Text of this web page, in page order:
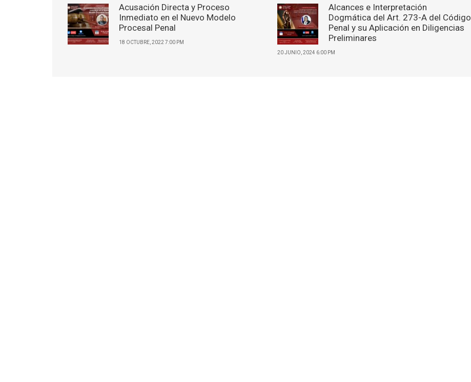
Acusación Directa y Proceso
Inmediato en el Nuevo Modelo
Procesal Penal
18 OCTUBRE, 2022 7:00 PM
Alcances e Interpretación
Dogmática del Art. 273-A del Código
Penal y su Aplicación en Diligencias
Preliminares
20 JUNIO, 2024 6:00 PM